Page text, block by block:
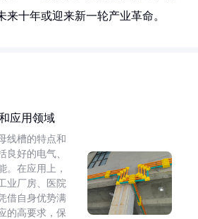
来十年或迎来新一轮产业革命。
应用领域
线槽的特点和
良好的电气、
。在应用上，
业厂房、医院
借自身优势满
的高要求，保